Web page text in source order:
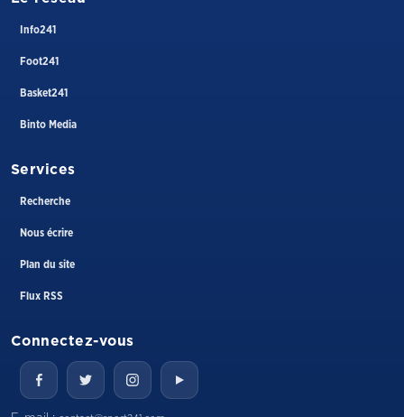
Info241
Foot241
Basket241
Binto Media
Services
Recherche
Nous écrire
Plan du site
Flux RSS
Connectez-vous